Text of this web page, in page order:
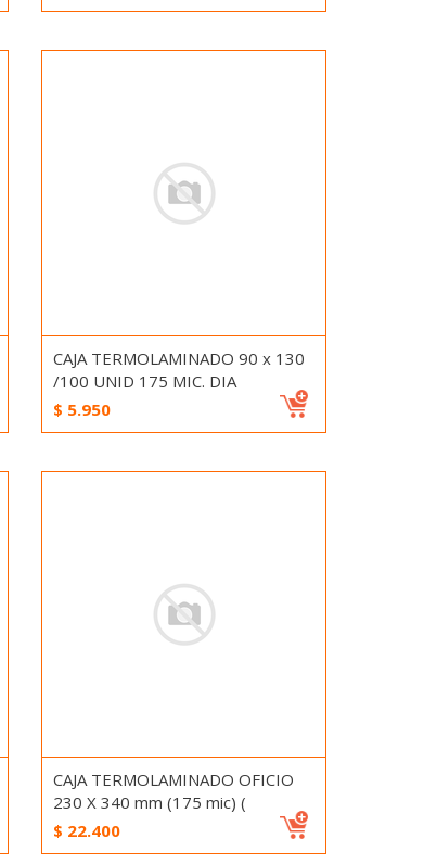
CAJA TERMOLAMINADO 90 x 130
/100 UNID 175 MIC. DIA
$ 5.950
CAJA TERMOLAMINADO OFICIO
230 X 340 mm (175 mic) (
$ 22.400